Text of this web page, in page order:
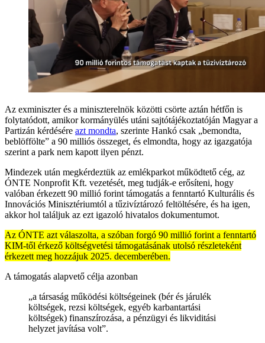
Az exminiszter és a miniszterelnök közötti csörte aztán hétfőn is
folytatódott, amikor kormányülés utáni sajtótájékoztatóján Magyar a
Partizán kérdésére azt mondta, szerinte Hankó csak „bemondta,
beblöffölte” a 90 milliós összeget, és elmondta, hogy az igazgatója
szerint a park nem kapott ilyen pénzt.
Mindezek után megkérdeztük az emlékparkot működtető cég, az
ÓNTE Nonprofit Kft. vezetését, meg tudják-e erősíteni, hogy
valóban érkezett 90 millió forint támogatás a fenntartó Kulturális és
Innovációs Minisztériumtól a tűzivíztározó feltöltésére, és ha igen,
akkor hol találjuk az ezt igazoló hivatalos dokumentumot.
Az ÓNTE azt válaszolta, a szóban forgó 90 millió forint a fenntartó
KIM-től érkező költségvetési támogatásának utolsó részleteként
érkezett meg hozzájuk 2025. decemberében.
A támogatás alapvető célja azonban
„a társaság működési költségeinek (bér és járulék
költségek, rezsi költségek, egyéb karbantartási
költségek) finanszírozása, a pénzügyi és likviditási
helyzet javítása volt”.